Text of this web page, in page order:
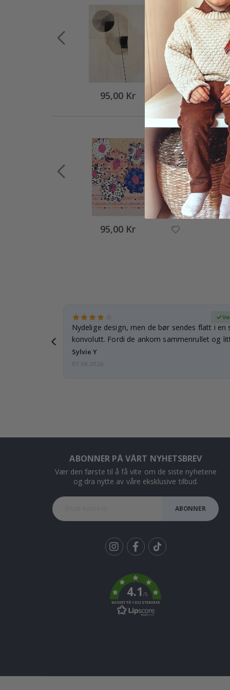
95,00 Kr
95,00 Kr
Nydelige design, men de bør sendes flatt i en
konvolutt. Fordi de ankom sammenrullet og
skulle de…
Sylvie Y
07.08.2026
ABONNER PÅ VÅRT NYHETSBREV
Vær den første til å få vite om de siste nyhetene
og dra nytte av våre eksklusive tilbud.
ABONNER
k
4.1/5
BASERT PÅ 1032 STEMMER